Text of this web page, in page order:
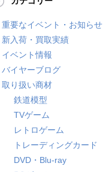
重要なイベント・お知らせ
新入荷・買取実績
イベント情報
バイヤーブログ
取り扱い商材
鉄道模型
TVゲーム
レトロゲーム
トレーディングカード
DVD・Blu-ray